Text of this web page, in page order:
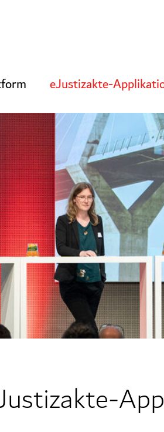
eJustizakte-